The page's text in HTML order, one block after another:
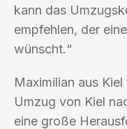
kann das
empfehlen, der
wünscht.“
Maximilian aus
Umzug von Kiel
eine große